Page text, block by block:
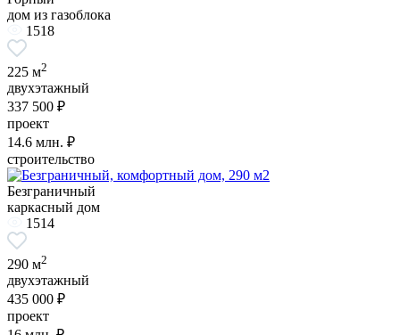
дом из газоблока
1518
225 м2
двухэтажный
337 500 ₽
проект
14.6 млн. ₽
строительство
Безграничный
каркасный дом
1514
290 м2
двухэтажный
435 000 ₽
проект